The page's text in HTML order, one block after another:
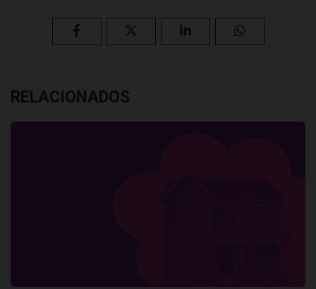
RELACIONADOS